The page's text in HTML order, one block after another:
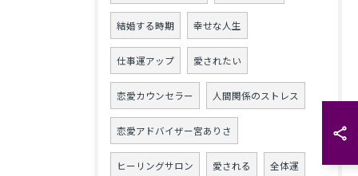
結婚する時期 幸せな人生
仕事運アップ 愛されたい
恋愛カウンセラー 人間関係のストレス
恋愛アドバイザー宮ありさ
ヒーリングサロン 愛される 全体運